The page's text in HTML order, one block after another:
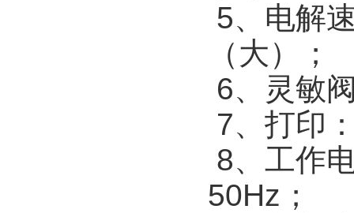
5、电
（大）；
6、灵
7、
8、工
50Hz ；